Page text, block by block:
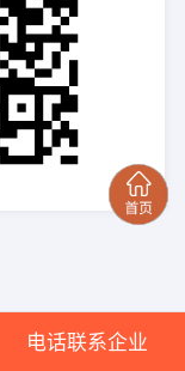
电话联系企业